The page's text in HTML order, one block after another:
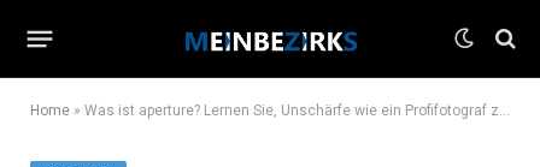
Home » Was ist aperture? Lernen Sie, Unschärfe wie ein Profifotograf zu kontrollieren